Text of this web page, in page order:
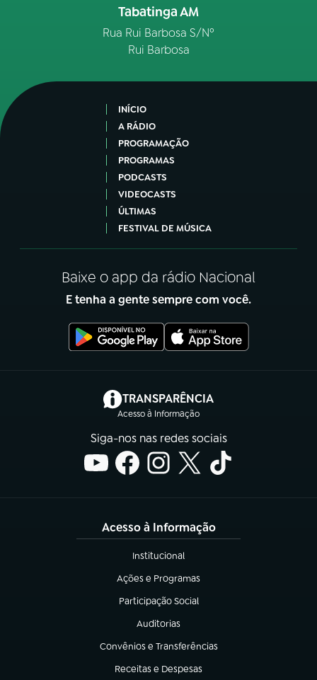
Tabatinga AM
Rua Rui Barbosa S/Nº
Rui Barbosa
INÍCIO
A RÁDIO
PROGRAMAÇÃO
PROGRAMAS
PODCASTS
VIDEOCASTS
ÚLTIMAS
FESTIVAL DE MÚSICA
Baixe o app da rádio Nacional
E tenha a gente sempre com você.
TRANSPARÊNCIA
Acesso à Informação
(abre em nova aba)
Siga-nos nas redes sociais
Acesso à Informação
Institucional
(abre em nova aba)
Ações e Programas
(abre em nova aba)
Participação Social
(abre em nova aba)
Auditorias
(abre em nova aba)
Convênios e Transferências
(abre em nova aba)
Receitas e Despesas
(abre em nova aba)